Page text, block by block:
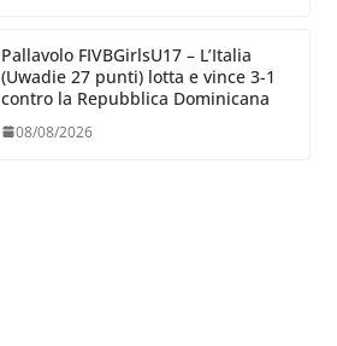
Pallavolo FIVBGirlsU17 – L’Italia
(Uwadie 27 punti) lotta e vince 3-1
contro la Repubblica Dominicana
08/08/2026